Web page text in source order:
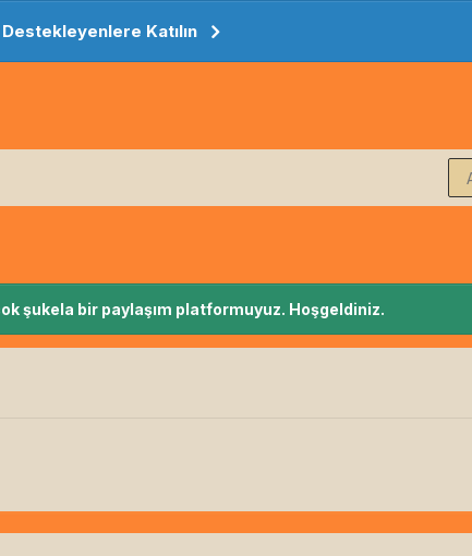
Katılın
şukela bir paylaşım platformuyuz. Hoşgeldiniz.